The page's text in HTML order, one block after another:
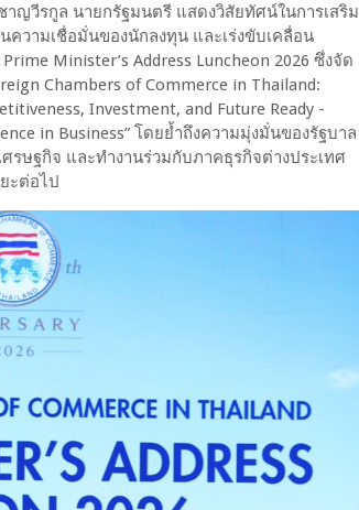
าญวีรกูล นายกรัฐมนตรี แสดงวิสัยทัศน์ในการเสริม
วามเชื่อมั่นของนักลงทุน และเร่งขับเคลื่อน
Minister’s Address Luncheon 2026 ซึ่งจัด
Chambers of Commerce in Thailand:
Investment, and Future Ready -
in Business” โดยย้ำถึงความมุ่งมั่นของรัฐบาล
รษฐกิจ และทำงานร่วมกับภาคธุรกิจต่างประเทศ
ะต่อไป